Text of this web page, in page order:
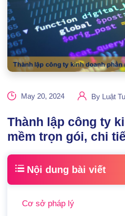
May 20, 2024 By Luật
Thành lập công ty
mềm trọn gói, chi
Nội dung bài viết
Cơ sở pháp lý